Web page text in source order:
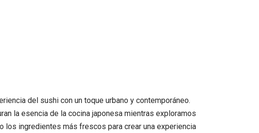
del sushi con un toque urbano y contemporáneo.
la esencia de la cocina japonesa mientras exploramos
ingredientes más frescos para crear una experiencia